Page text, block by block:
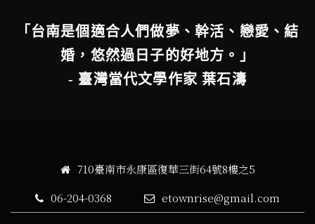
「台南是個適合人們做夢、幹活、戀愛、結
婚，悠然過日子的好地方。」
- 臺灣當代文學作家 葉石濤
710臺南市永康區復華三街64號8樓之5
06-204-0368
etownrise@gmail.com